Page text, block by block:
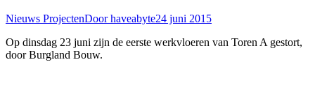
Nieuws ProjectenDoorhaveabyte24 juni 2015
Op dinsdag 23 juni zijn de eerste werkvloeren van Toren A gestort,
door Burgland Bouw.